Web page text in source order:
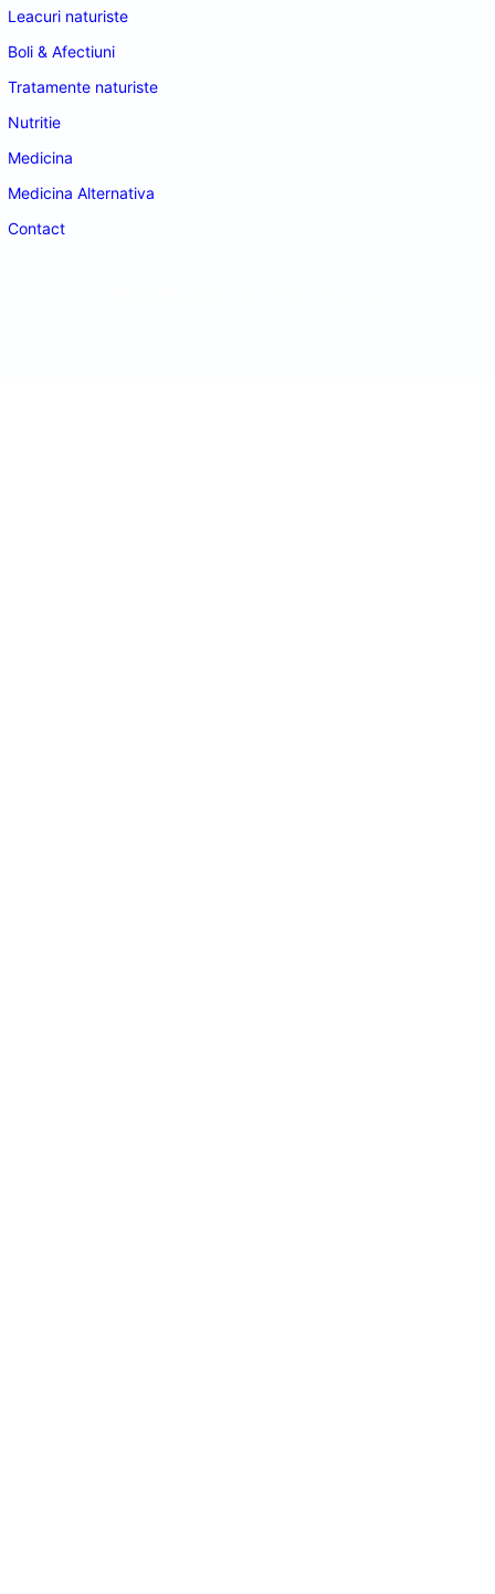
Leacuri naturiste
Boli & Afectiuni
Tratamente naturiste
Nutritie
Medicina
Medicina Alternativa
Contact